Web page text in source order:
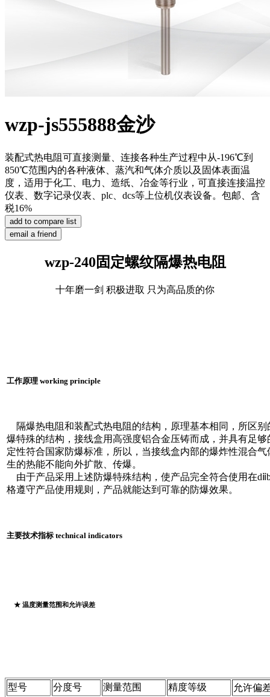
wzp-js555888金沙
装配式热电阻可直接测量、连接各种生产过程中从-196℃到
850℃范围内的各种液体、蒸汽和气体介质以及固体表面温
度，适用于化工、电力、造纸、冶金等行业，可直接连接温控
仪表、数字记录仪表、plc、dcs等上位机仪表设备。包邮、含
税16%
wzp-240固定螺纹隔爆热电阻
十年磨一剑 积极进取 只为高品质的你
工作原理 working principle
隔爆热电阻和装配式热电阻的结构，原理基本相同，所区
爆特殊的结构，接线盒用高强度铝合金压铸而成，并具有足
定性符合国家防爆标准，所以，当接线盒内部的爆炸性混合
生的热能不能向外扩散、传爆。
由于产品采用上述防爆特殊结构，使产品完全符合使用在
格遵守产品使用规则，产品就能达到可靠的防爆效果。
主要技术指标 technical indicators
★ 温度测量范围和允许误差
型号 分度号 测量范围 精度等级
允许偏